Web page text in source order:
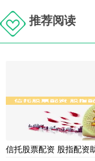
推荐阅读
信托股票配资 股指配资